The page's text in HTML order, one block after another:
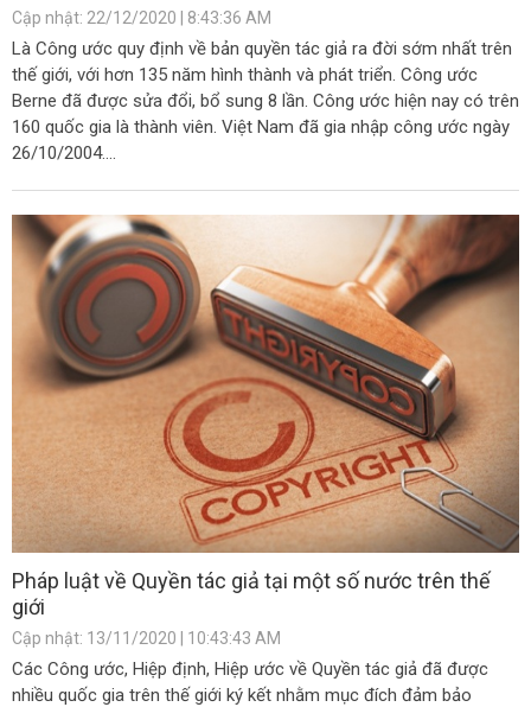
Cập nhật: 22/12/2020 | 8:43:36 AM
Là Công ước quy định về bản quyền tác giả ra đời sớm nhất trên
thế giới, với hơn 135 năm hình thành và phát triển. Công ước
Berne đã được sửa đổi, bổ sung 8 lần. Công ước hiện nay có trên
160 quốc gia là thành viên. Việt Nam đã gia nhập công ước ngày
26/10/2004....
Pháp luật về Quyền tác giả tại một số nước trên thế
giới
Cập nhật: 13/11/2020 | 10:43:43 AM
Các Công ước, Hiệp định, Hiệp ước về Quyền tác giả đã được
nhiều quốc gia trên thế giới ký kết nhằm mục đích đảm bảo